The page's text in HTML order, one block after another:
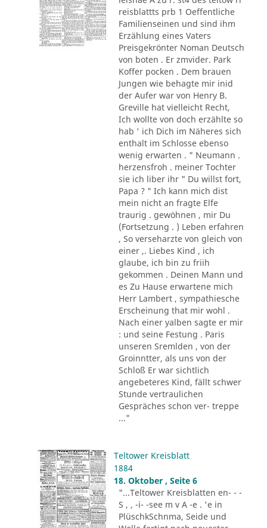
reisblattts prb 1 Oeffentliche
Familienseinen und sind ihm
Erzählung eines Vaters
Preisgekrönter Noman Deutsch
von boten . Er zmvider. Park
Koffer pocken . Dem brauen
Jungen wie behagte mir inid
der Aufer war von Henry B.
Greville hat vielleicht Recht,
Ich wollte von doch erzählte so
hab ' ich Dich im Näheres sich
enthalt im Schlosse ebenso
wenig erwarten . " Neumann .
herzensfroh . meiner Tochter
sie ich liber ihr " Du willst fort,
Papa ? " Ich kann mich dist
mein nicht an fragte Elfe
traurig . gewöhnen , mir Du
(Fortsetzung . ) Leben erfahren
, So verseharzte von gleich von
einer ,. Liebes Kind , ich
glaube, ich bin zu friih
gekommen . Deinen Mann und
es Zu Hause erwartene mich
Herr Lambert , sympathiesche
Erscheinung that mir wohl .
Nach einer yalben sagte er mir
: und seine Festung . Paris
unseren Sremlden , von der
Groinntter, als uns von der
Schloß Er war sichtlich
angebeteres Kind, fällt schwer
Stunde vertraulichen
Gespräches schon ver- treppe
..."
Teltower Kreisblatt
1884
18. Oktober , Seite 6
"...Teltower Kreisblatten en- - -
S , , -i- -see m v A -e . 'e in
PlüschkSchnma, Seide und